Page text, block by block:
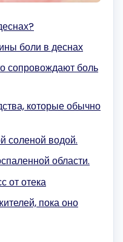
боли в деснах
сопровождают боль
которые обычно
соленой водой.
области.
от отека
пока оно